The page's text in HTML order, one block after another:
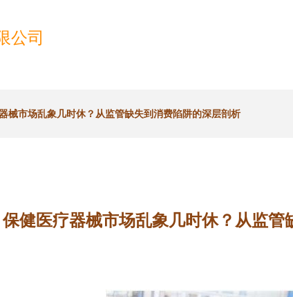
公司
械市场乱象几时休？从监管缺失到消费陷阱的深层剖析
保健医疗器械市场乱象几时休？从监管